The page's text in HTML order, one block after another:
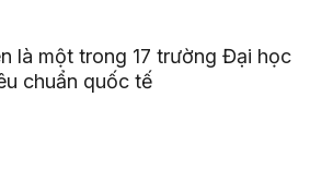
là một trong 17 trường Đại học
chuẩn quốc tế